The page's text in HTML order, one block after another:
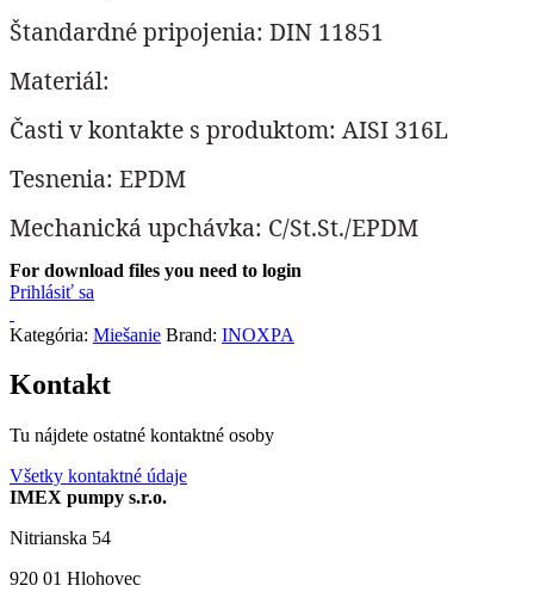
Štandardné pripojenia: DIN 11851
Materiál:
Časti v kontakte s produktom: AISI 316L
Tesnenia: EPDM
Mechanická upchávka: C/St.St./EPDM
For download files you need to login
Prihlásiť sa
Kategória: Miešanie Brand: INOXPA
Kontakt
Tu nájdete ostatné kontaktné osoby
Všetky kontaktné údaje
IMEX pumpy s.r.o.
Nitrianska 54
920 01 Hlohovec